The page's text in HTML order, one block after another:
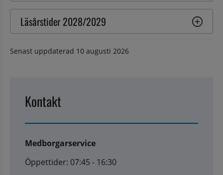
Läsårstider 2028/2029
Senast uppdaterad 10 augusti 2026
Kontakt
Medborgarservice
Öppettider: 07:45 - 16:30